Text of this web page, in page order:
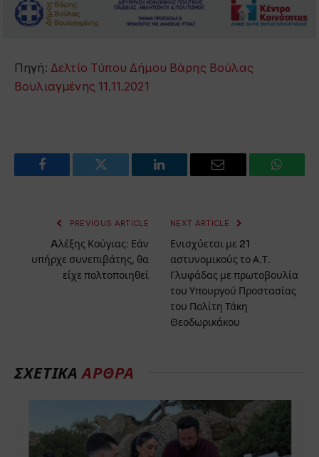
Πηγή: Δελτίο Τύπου Δήμου Βάρης Βούλας
Βουλιαγμένης 11.11.2021
Facebook Twitter LinkedIn Email
PREVIOUS ARTICLE
Aλέξης Κούγιας: Εάν
υπήρχε συνεπιβάτης, θα
είχε πολτοποιηθεί
NEXT ARTICLE
Ενισχύεται με 21
αστυνομικούς το Α.Τ.
Γλυφάδας με πρωτοβουλία
του Υπουργού Προστασίας
του Πολίτη Τάκη
Θεοδωρικάκου
ΣΧΕΤΙΚΑΑΡΘΡΑ